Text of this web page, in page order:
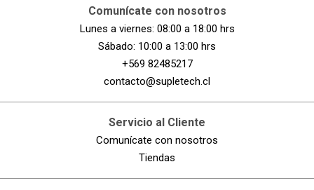
Comunícate con nosotros
Lunes a viernes: 08:00 a 18:00 hrs
Sábado: 10:00 a 13:00 hrs
+569 82485217
contacto@supletech.cl
Servicio al Cliente
Comunícate con nosotros
Tiendas